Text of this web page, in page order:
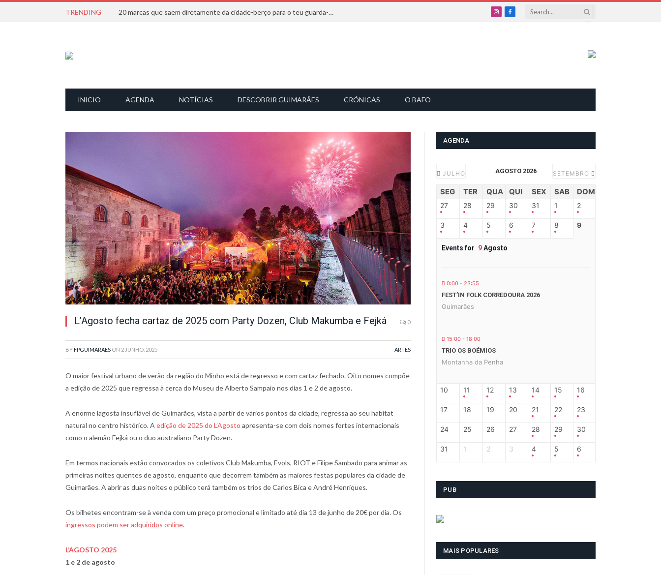
TRENDING 20 marcas que saem diretamente da cidade-berço para o teu guarda-roupa
InstagramFacebook
INICIO AGENDA NOTÍCIAS DESCOBRIR GUIMARÃES CRÓNICAS O BAFO
L’Agosto fecha cartaz de 2025 com Party Dozen, Club Makumba e Fejká 0
BY FPGUIMARÃES ON 2 JUNHO, 2025 ARTES
O maior festival urbano de verão da região do Minho está de regresso e com cartaz fechado. Oito nomes compõe
a edição de 2025 que regressa à cerca do Museu de Alberto Sampaio nos dias 1 e 2 de agosto.
A enorme lagosta insuflável de Guimarães, vista a partir de vários pontos da cidade, regressa ao seu habitat
natural no centro histórico. A edição de 2025 do L’Agosto apresenta-se com dois nomes fortes internacionais
como o alemão Fejká ou o duo australiano Party Dozen.
Em termos nacionais estão convocados os coletivos Club Makumba, Evols, RIOT e Filipe Sambado para animar as
primeiras noites quentes de agosto, enquanto que decorrem também as maiores festas populares da cidade de
Guimarães. A abrir as duas noites o público terá também os trios de Carlos Bica e André Henriques.
Os bilhetes encontram-se à venda com um preço promocional e limitado até dia 13 de junho de 20€ por dia. Os
ingressos podem ser adquiridos online.
L’AGOSTO 2025
1 e 2 de agosto
AGENDA
JULHO AGOSTO 2026 SETEMBRO
SEG TER QUA QUI SEX SAB DOM
27 28 29 30 31 1 2
3 4 5 6 7 8 9
Events for 9Agosto
0:00 - 23:55
FEST’IN FOLK CORREDOURA 2026
Guimarães
15:00 - 18:00
TRIO OS BOÉMIOS
Montanha da Penha
10 11 12 13 14 15 16
17 18 19 20 21 22 23
24 25 26 27 28 29 30
31 1 2 3 4 5 6
PUB
MAIS POPULARES